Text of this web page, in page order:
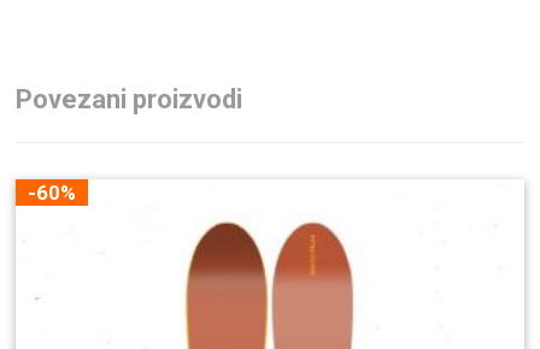
Povezani proizvodi
-60%